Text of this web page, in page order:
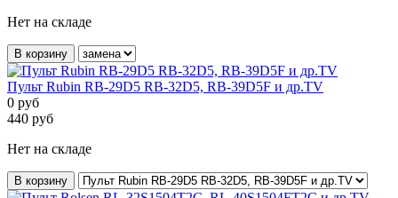
Нет на складе
В корзину
Пульт Rubin RB-29D5 RB-32D5, RB-39D5F и др.TV
0 руб
440 руб
Нет на складе
В корзину